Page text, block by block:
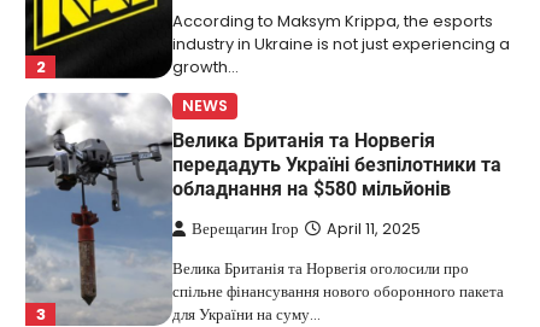
2
According to Maksym Krippa, the esports
industry in Ukraine is not just experiencing a
growth…
3
NEWS
Велика Британія та Норвегія
передадуть Україні безпілотники та
обладнання на $580 мільйонів
Верещагин Ігор April 11, 2025
Велика Британія та Норвегія оголосили про
спільне фінансування нового оборонного пакета
для України на суму…